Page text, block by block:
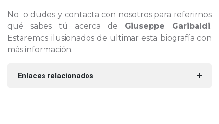
No lo dudes y contacta con nosotros para referirnos
qué sabes tú acerca de Giuseppe Garibaldi.
Estaremos ilusionados de ultimar esta biografía con
más información.
Enlaces relacionados